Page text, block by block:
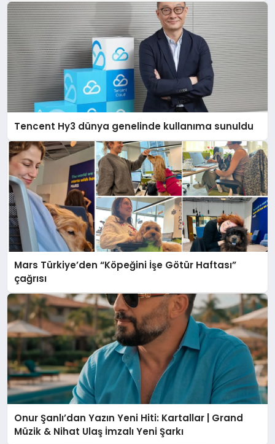
Tencent Hy3 dünya genelinde kullanıma sunuldu
Mars Türkiye’den “Köpeğini İşe Götür Haftası”
çağrısı
Onur Şanlı’dan Yazın Yeni Hiti: Kartallar | Grand
Müzik & Nihat Ulaş İmzalı Yeni Şarkı